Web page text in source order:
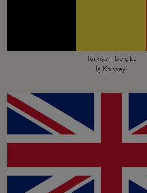
Türkiye - Belçika
İş Konseyi